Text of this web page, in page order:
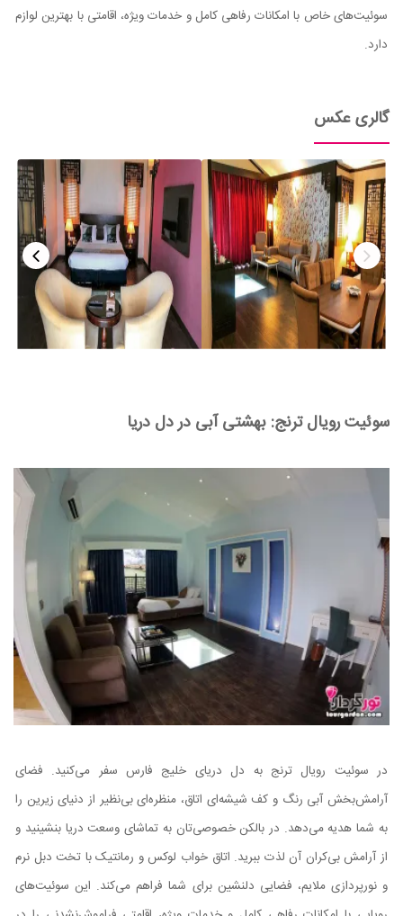
سوئیت‌های خاص با امکانات رفاهی کامل و خدمات ویژه، اقامتی با بهترین لوازم
دارد.
گالری عکس
سوئیت رویال ترنج: بهشتی آبی در دل دریا
در سوئیت رویال ترنج به دل دریای خلیج فارس سفر می‌کنید. فضای
آرامش‌بخش آبی رنگ و کف شیشه‌ای اتاق، منظره‌ای بی‌نظیر از دنیای زیرین را
به شما هدیه می‌دهد. در بالکن خصوصی‌تان به تماشای وسعت دریا بنشینید و
از آرامش بی‌کران آن لذت ببرید. اتاق خواب لوکس و رمانتیک با تخت دبل نرم
و نورپردازی ملایم، فضایی دلنشین برای شما فراهم می‌کند. این سوئیت‌های